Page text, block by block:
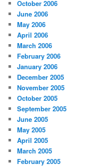
October 2006
June 2006
May 2006
April 2006
March 2006
February 2006
January 2006
December 2005
November 2005
October 2005
September 2005
June 2005
May 2005
April 2005
March 2005
February 2005